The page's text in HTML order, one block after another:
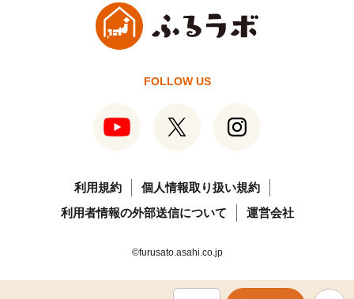
FOLLOW US
利用規約
個人情報取り扱い規約
利用者情報の外部送信について
運営会社
©furusato.asahi.co.jp